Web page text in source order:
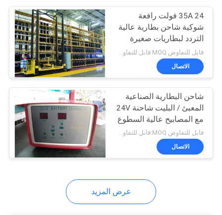
قفص التدوير في
المستودع
16
شاحنة كراولر
27
35A 24 فولت رافعة
شوكية شاحن بطارية عالية
التردد لبطاريات صغيرة
الحجم
الاتصال
شاحن البطارية الصناعية
المعبئ / البليت شاحنة 24V
مع المصابيح عالية السطوع
قابل للتفاوض MOQ:قابل للتفاوض
الاتصال
عرض المزيد